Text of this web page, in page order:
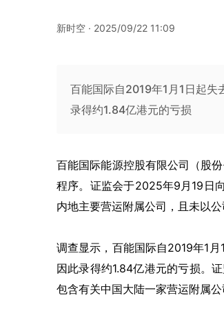
新时空 · 2025/09/22 11:09
百能国际自2019年1月1日起失
录得约1.84亿港元的亏损
百能国际能源控股有限公司（股
程序。证监会于2025年9月19日
内地主要营运附属公司，且未以公
调查显示，百能国际自2019年1
因此录得约1.84亿港元的亏损。
包含有关中国大陆一家营运附属公